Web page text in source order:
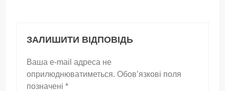
ЗАЛИШИТИ ВІДПОВІДЬ
Ваша e-mail адреса не
оприлюднюватиметься. Обов’язкові поля
позначені *